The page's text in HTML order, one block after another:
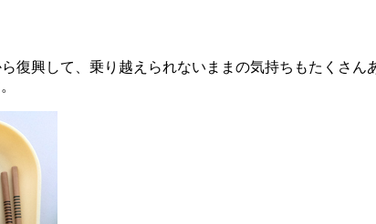
復興して、乗り越えられないままの気持ちもたくさん